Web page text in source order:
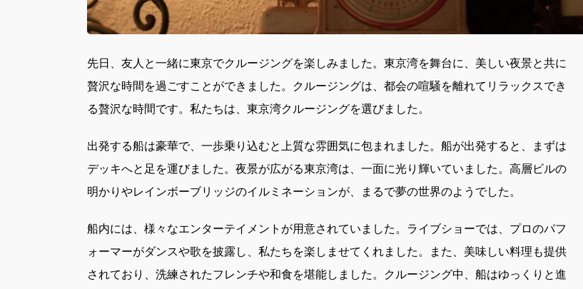
先日、友人と一緒に東京でクルージングを楽しみました。 東京湾を舞台に、美しい夜景と共に
贅沢な時間を過ごすことができました。クルージングは、都会の喧騒を離れてリラックスでき
る贅沢な時間です。私たちは、東京湾クルージングを選びました。
出発する船は豪華で、一歩乗り込むと上質な雰囲気に包まれました。船が出発すると、まずは
デッキへと足を運びました。夜景が広がる東京湾は、一面に光り輝いていました。高層ビルの
明かりやレインボーブリッジのイルミネーションが、まるで夢の世界のようでした。
船内には、様々なエンターテイメントが用意されていました。ライブショーでは、プロのパフ
ォーマーがダンスや歌を披露し、私たちを楽しませてくれました。また、美味しい料理も提供
されており、洗練されたフレンチや和食を堪能しました。クルージング中、船はゆっくりと進